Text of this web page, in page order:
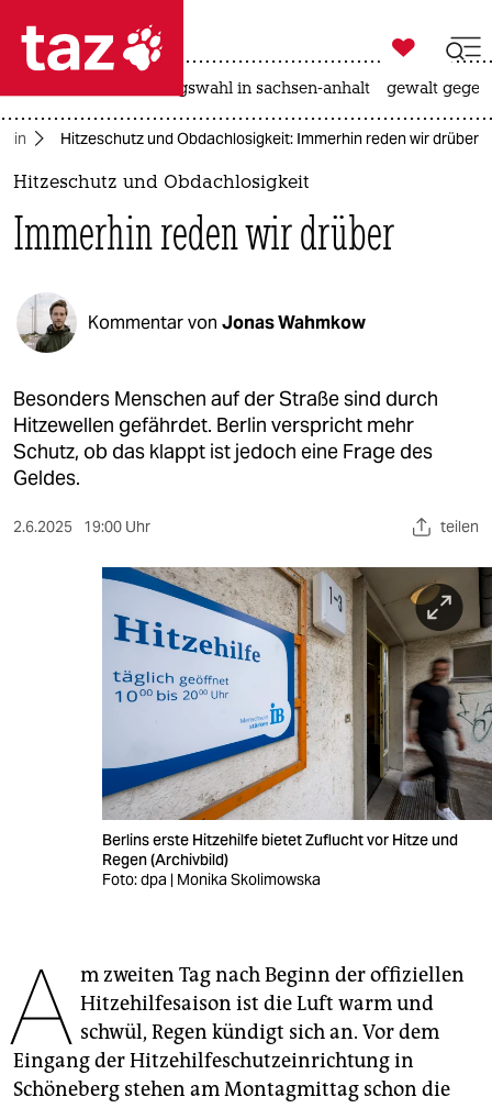
 taz zahl ich
taz zahl ich
politik
öko
gesellschaft
kultur
sport
fragen & hilfe
unterstützen
epaper login

taz zahl ich
landtagswahl in sachsen-anhalt gewalt
Hitzeschutz und Obdachlosigkeit: Immerhin reden wir drüber
Hitzeschutz und Obdachlosigkeit
Immerhin reden wir drüber
Kommentar von Jonas Wahmkow
Besonders Menschen auf der Straße sind durch
Hitzewellen gefährdet. Berlin verspricht mehr
Schutz, ob das klappt ist jedoch eine Frage des
Geldes.
2.6.2025 19:00 Uhr teilen
Berlins erste Hitzehilfe bietet Zuflucht vor Hitze und
Regen (Archivbild)
Foto: dpa | Monika Skolimowska
A m zweiten Tag nach Beginn der offiziellen
Hitzehilfesaison ist die Luft warm und
schwül, Regen kündigt sich an. Vor dem
Eingang der Hitzehilfeschutzeinrichtung in
Schöneberg stehen am Montagmittag schon die